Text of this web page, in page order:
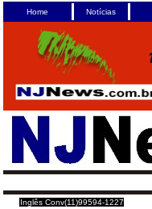
Home Notícias
Inglês Conv(11)99594-1227